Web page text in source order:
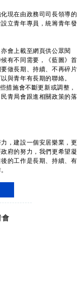
現在由政務司司長領導的
立青年專員，統籌青年發
會上載至網頁供公眾閱
有不同需要，《藍圖》首
做長期、持續、不再碎片
與青年有長期的聯絡。
措施會不斷更新或調整，
青局會跟進相關政策的落
，建設一個安居樂業，更
府的努力，我們更希望凝
的工作是長期、持續、有
會